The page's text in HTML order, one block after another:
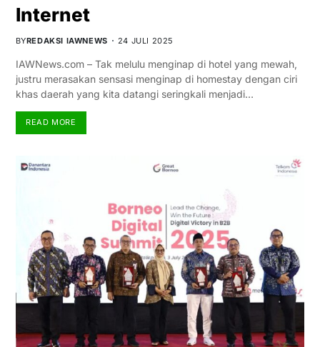
Internet
BYREDAKSI IAWNEWS 24 JULI 2025
IAWNews.com – Tak melulu menginap di hotel yang mewah,
justru merasakan sensasi menginap di homestay dengan ciri
khas daerah yang kita datangi seringkali menjadi…
READ MORE